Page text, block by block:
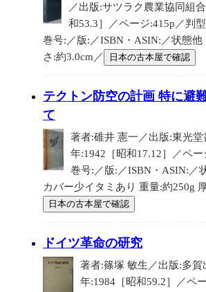
／出版:サツラク農業協同組
和53.3］／ページ:415p／判
巻号:／版:／ISBN・ASIN:／状態他
さ:約3.0cm／
日本の古本屋で確認
テクトン防空の計画 特に避
て
著者:碓井 憲一／出版:東光
年:1942［昭和17.12］／ペ
巻号:／版:／ISBN・ASIN:／
カバー少イタミあり 重量:約250g
日本の古本屋で確認
ドイツ革命の研究
著者:篠塚 敏生／出版:多賀
年:1984［昭和59.2］／ペ